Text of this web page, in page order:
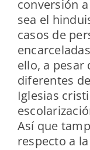
conversión
sea el
casos de
ello, a pesar
diferentes
Iglesias
Así que
respecto a